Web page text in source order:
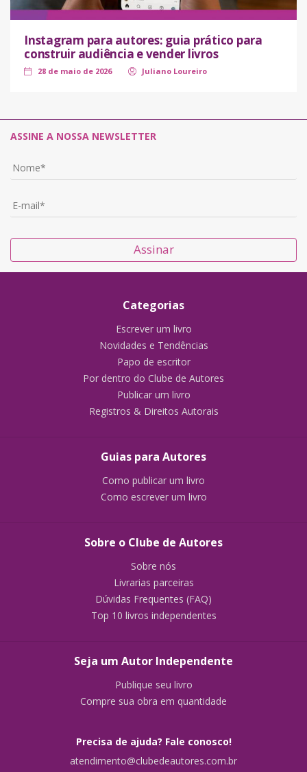
Instagram para autores: guia prático para
construir audiência e vender livros
28 de maio de 2026 Juliano Loureiro
ASSINE A NOSSA NEWSLETTER
Assinar
Categorias
Escrever um livro
Novidades e Tendências
Papo de escritor
Por dentro do Clube de Autores
Publicar um livro
Registros & Direitos Autorais
Guias para Autores
Como publicar um livro
Como escrever um livro
Sobre o Clube de Autores
Sobre nós
Livrarias parceiras
Dúvidas Frequentes (FAQ)
Top 10 livros independentes
Seja um Autor Independente
Publique seu livro
Compre sua obra em quantidade
Precisa de ajuda? Fale conosco!
atendimento@clubedeautores.com.br